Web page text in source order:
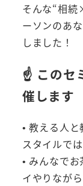
そんな“相
ーソンのあ
しました！
☝️ このセ
催します
• 教える人
スタイルでは
• みんなで
イやりながら